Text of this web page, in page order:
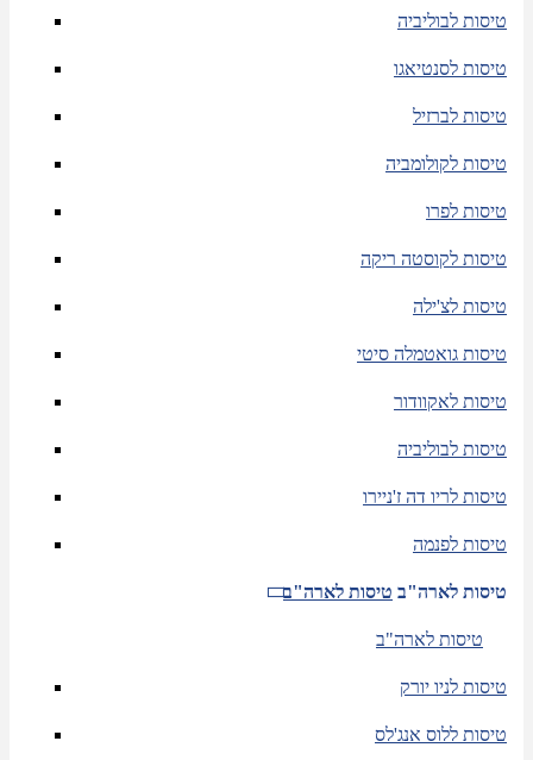
טיסות לבוליביה
טיסות לסנטיאגו
טיסות לברזיל
טיסות לקולומביה
טיסות לפרו
טיסות לקוסטה ריקה
טיסות לצ'ילה
טיסות גואטמלה סיטי
טיסות לאקוודור
טיסות לבוליביה
טיסות לריו דה ז'ניירו
טיסות לפנמה
טיסות לארה"ב טיסות לארה"ב
טיסות לארה"ב
טיסות לניו יורק
טיסות ללוס אנג'לס